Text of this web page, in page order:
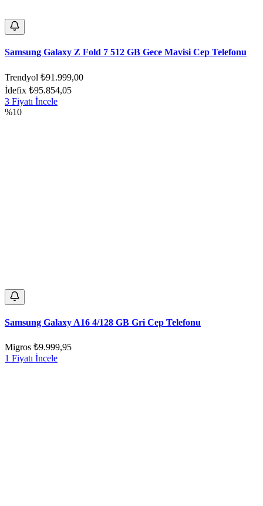
Samsung Galaxy Z Fold 7 512 GB Gece Mavisi Cep Telefonu
Trendyol ₺91.999,00
İdefix ₺95.854,05
3 Fiyatı İncele
%10
Samsung Galaxy A16 4/128 GB Gri Cep Telefonu
Migros ₺9.999,95
1 Fiyatı İncele